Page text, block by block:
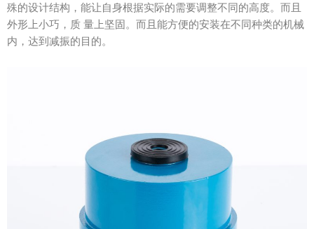
殊的设计结构，能让自身根据实际的需要调整不同的高度。而且
外形上小巧，质 量上坚固。而且能方便的安装在不同种类的机械
内，达到减振的目的。